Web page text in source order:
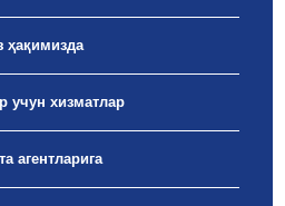
ҳақимизда
учун хизматлар
агентларига